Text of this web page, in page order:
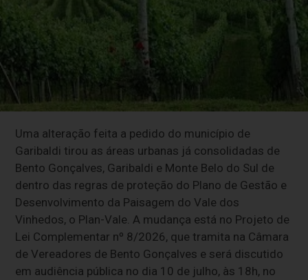
Uma alteração feita a pedido do município de
Garibaldi tirou as áreas urbanas já consolidadas de
Bento Gonçalves, Garibaldi e Monte Belo do Sul de
dentro das regras de proteção do Plano de Gestão e
Desenvolvimento da Paisagem do Vale dos
Vinhedos, o Plan-Vale. A mudança está no Projeto de
Lei Complementar nº 8/2026, que tramita na Câmara
de Vereadores de Bento Gonçalves e será discutido
em audiência pública no dia 10 de julho, às 18h, no